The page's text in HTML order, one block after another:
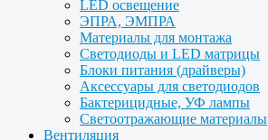
LED освещение
ЭПРА, ЭМПРА
Материалы для монтажа
Светодиоды и LED матрицы
Блоки питания (драйверы)
Аксессуары для светодиодов
Бактерицидные, УФ лампы
Светоотражающие материалы
Вентиляция